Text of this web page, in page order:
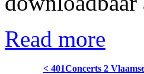
Read more
< 401Concerts 2